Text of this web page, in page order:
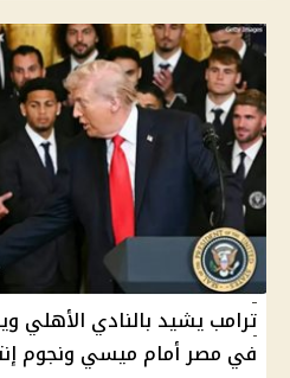
ترامب يشيد بالنادي الأهلي
في مصر أمام ميسي ونجوم